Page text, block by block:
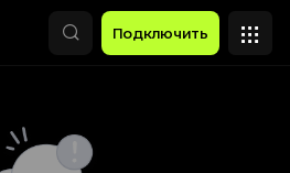
Подключить